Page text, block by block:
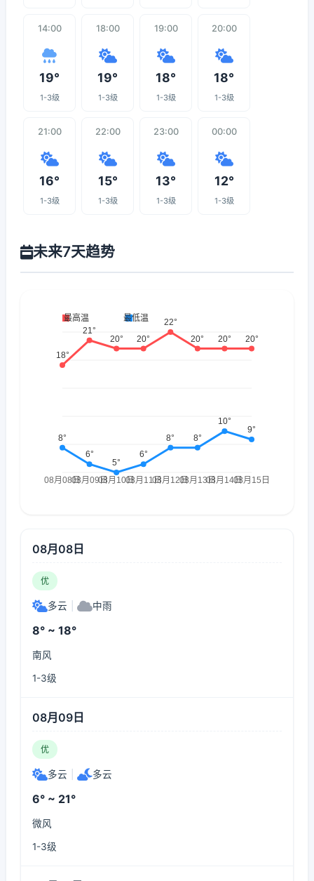
14:00
19°
1-3级
18:00
19°
1-3级
19:00
18°
1-3级
20:00
18°
1-3级
21:00
16°
1-3级
22:00
15°
1-3级
23:00
13°
1-3级
00:00
12°
1-3级
未来7天趋势
08月08日
优
多云 中雨
8° ~ 18°
南风
1-3级
08月09日
优
多云 多云
6° ~ 21°
微风
1-3级